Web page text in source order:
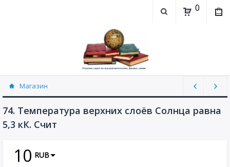
0
Магазин
Физика, химия (рассылаю Doc+PDF) (8689)
74. Температура верхних слоёв Солнца равна
5,3 кК. Счит
10 RUB